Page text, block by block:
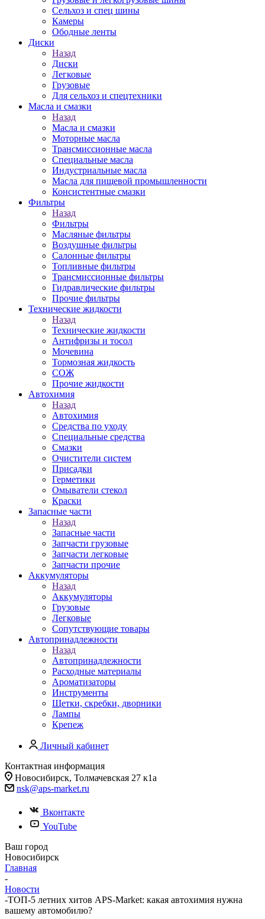
Сельхоз и спец шины
Камеры
Ободные ленты
Диски
Назад
Диски
Легковые
Грузовые
Для сельхоз и спецтехники
Масла и смазки
Назад
Масла и смазки
Моторные масла
Трансмиссионные масла
Специальные масла
Индустриальные масла
Масла для пищевой промышленности
Консистентные смазки
Фильтры
Назад
Фильтры
Масляные фильтры
Воздушные фильтры
Салонные фильтры
Топливные фильтры
Трансмиссионные фильтры
Гидравлические фильтры
Прочие фильтры
Технические жидкости
Назад
Технические жидкости
Антифризы и тосол
Мочевина
Тормозная жидкость
СОЖ
Прочие жидкости
Автохимия
Назад
Автохимия
Средства по уходу
Специальные средства
Смазки
Очистители систем
Присадки
Герметики
Омыватели стекол
Краски
Запасные части
Назад
Запасные части
Запчасти грузовые
Запчасти легковые
Запчасти прочие
Аккумуляторы
Назад
Аккумуляторы
Грузовые
Легковые
Сопутствующие товары
Автопринадлежности
Назад
Автопринадлежности
Расходные материалы
Ароматизаторы
Инструменты
Щетки, скребки, дворники
Лампы
Крепеж
Личный кабинет
Контактная информация
Новосибирск, Толмачевская 27 к1а
nsk@aps-market.ru
Вконтакте
YouTube
Ваш город
Новосибирск
Главная
-
Новости
-ТОП-5 летних хитов APS-Market: какая автохимия нужна
вашему автомобилю?